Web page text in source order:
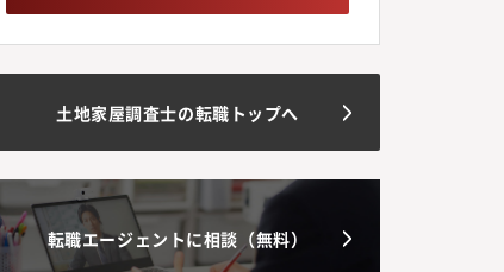
土地家屋調査士の転職トップへ
転職エージェントに相談（無料）